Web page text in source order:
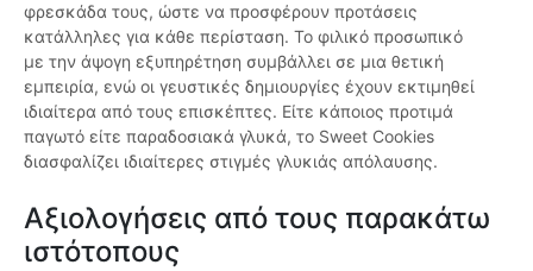
φρεσκάδα τους, ώστε να προσφέρουν προτάσεις
κατάλληλες για κάθε περίσταση. Το φιλικό προσωπικό
με την άψογη εξυπηρέτηση συμβάλλει σε μια θετική
εμπειρία, ενώ οι γευστικές δημιουργίες έχουν εκτιμηθεί
ιδιαίτερα από τους επισκέπτες. Είτε κάποιος προτιμά
παγωτό είτε παραδοσιακά γλυκά, το Sweet Cookies
διασφαλίζει ιδιαίτερες στιγμές γλυκιάς απόλαυσης.
Αξιολογήσεις από τους παρακάτω
ιστότοπους